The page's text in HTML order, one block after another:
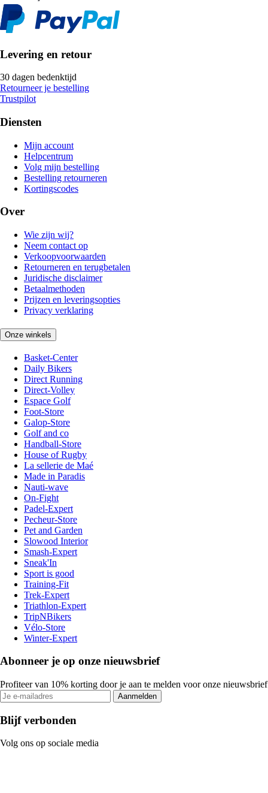
Levering en retour
30 dagen bedenktijd
Retourneer je bestelling
Trustpilot
Diensten
Mijn account
Helpcentrum
Volg mijn bestelling
Bestelling retourneren
Kortingscodes
Over
Wie zijn wij?
Neem contact op
Verkoopvoorwaarden
Retourneren en terugbetalen
Juridische disclaimer
Betaalmethoden
Prijzen en leveringsopties
Privacy verklaring
Onze winkels
Basket-Center
Daily Bikers
Direct Running
Direct-Volley
Espace Golf
Foot-Store
Galop-Store
Golf and co
Handball-Store
House of Rugby
La sellerie de Maé
Made in Paradis
Nauti-wave
On-Fight
Padel-Expert
Pecheur-Store
Pet and Garden
Slowood Interior
Smash-Expert
Sneak'In
Sport is good
Training-Fit
Trek-Expert
Triathlon-Expert
TripNBikers
Vélo-Store
Winter-Expert
Abonneer je op onze nieuwsbrief
Profiteer van 10% korting door je aan te melden voor onze nieuwsbrief
Aanmelden
Blijf verbonden
Volg ons op sociale media